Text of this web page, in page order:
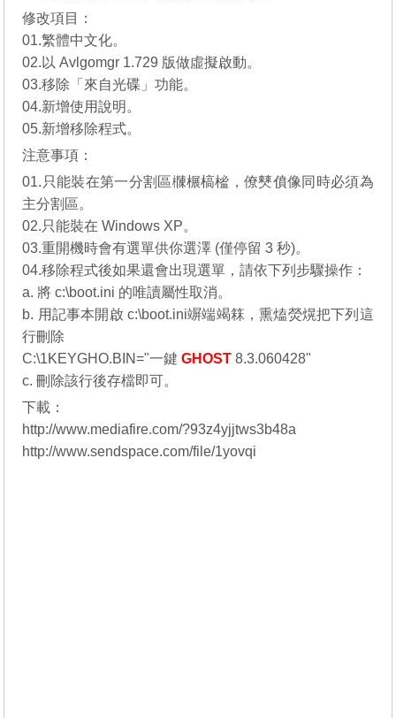
修改項目：
01.繁體中文化。
02.以 Avlgomgr 1.729 版做虛擬啟動。
03.移除「來自光碟」功能。
04.新增使用說明。
05.新增移除程式。
注意事項：
01.只能裝在第一分割區樄榐槁榓，僚僰僨像同時必須為
主分割區。
02.只能裝在 Windows XP。
03.重開機時會有選單供你選澤 (僅停留 3 秒)。
04.移除程式後如果還會出現選單，請依下列步驟操作：
a. 將 c:\boot.ini 的唯讀屬性取消。
b. 用記事本開啟 c:\boot.ini竮端竭箖，熏熆熒熀把下列這
行刪除
C:\1KEYGHO.BIN="一鍵GHOST 8.3.060428"
c. 刪除該行後存檔即可。
下載：
http://www.mediafire.com/?93z4yjjtws3b48a
http://www.sendspace.com/file/1yovqi